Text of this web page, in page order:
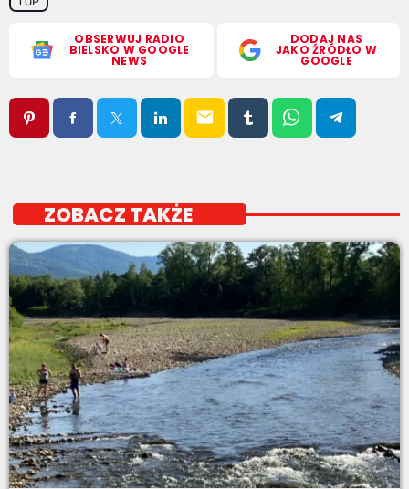
OBSERWUJ RADIO
BIELSKO W GOOGLE
NEWS
DODAJ NAS
JAKO ŹRÓDŁO W
GOOGLE
email
ZOBACZ TAKŻE